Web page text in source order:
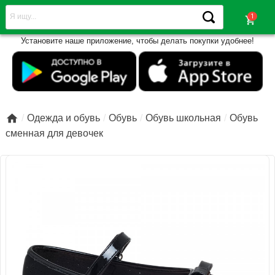
shopping_cart
Установите наше приложение, чтобы делать покупки удобнее!
 Одежда и обувь Обувь Обувь школьная
Обувь
сменная для девочек